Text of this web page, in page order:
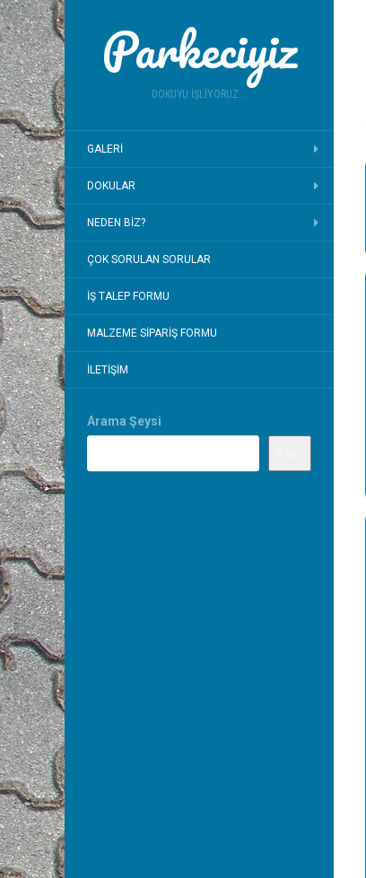
Parkeciyiz
DOKUYU İŞLIYORUZ...
GALERI
DOKULAR
NEDEN BIZ?
ÇOK SORULAN SORULAR
İŞ TALEP FORMU
MALZEME SIPARIŞ FORMU
İLETIŞIM
Arama Şeysi